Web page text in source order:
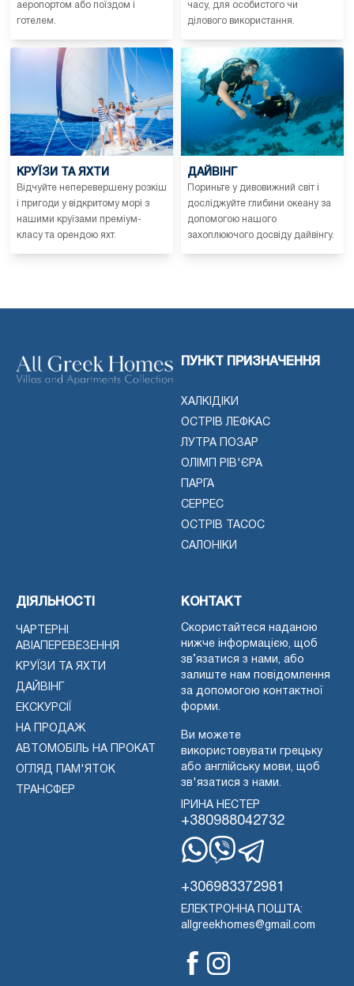
аеропортом або поїздом і
готелем.
часу, для особистого чи
ділового використання.
КРУЇЗИ ТА ЯХТИ
Відчуйте неперевершену розкіш
і пригоди у відкритому морі з
нашими круїзами преміум-
класу та орендою яхт.
ДАЙВІНГ
Пориньте у дивовижний світ і
досліджуйте глибини океану за
допомогою нашого
захоплюючого досвіду дайвінгу.
ПУНКТ ПРИЗНАЧЕННЯ
ХАЛКІДІКИ
ОСТРІВ ЛЕФКАС
ЛУТРА ПОЗАР
ОЛІМП РІВ'ЄРА
ПАРГА
СЕРРЕС
ОСТРІВ ТАСОС
САЛОНІКИ
ДІЯЛЬНОСТІ
ЧАРТЕРНІ
АВІАПЕРЕВЕЗЕННЯ
КРУЇЗИ ТА ЯХТИ
ДАЙВІНГ
ЕКСКУРСІЇ
НА ПРОДАЖ
АВТОМОБІЛЬ НА ПРОКАТ
ОГЛЯД ПАМ'ЯТОК
ТРАНСФЕР
КОНТАКТ
Скористайтеся наданою
нижче інформацією, щоб
зв’язатися з нами, або
залиште нам повідомлення
за допомогою контактної
форми.
Ви можете
використовувати грецьку
або англійську мови, щоб
зв'язатися з нами.
ІРИНА НЕСТЕР
+380988042732
+306983372981
ЕЛЕКТРОННА ПОШТА:
allgreekhomes@gmail.com